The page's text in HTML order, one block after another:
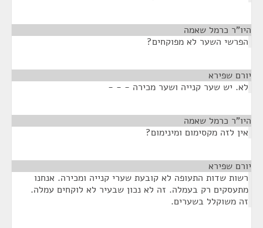
היו"ר כרמל שאמה
הפרשי השער לא מפוקחים?
יורם שפירא
לא. יש שער קנייה ושער מכירה - - -
היו"ר כרמל שאמה
אין לזה מקסימום ומינימום?
יורם שפירא
רשות שדות התעופה לא קובעת שערי קנייה ומכירה. אנחנו
מתעסקים רק בעמלה. זה לא נכון שבעיר לא לוקחים עמלה.
זה משוקלל בשערים.